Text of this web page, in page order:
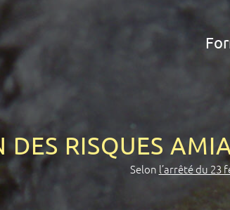
DES RISQUES
Selon l’arrêté du 23